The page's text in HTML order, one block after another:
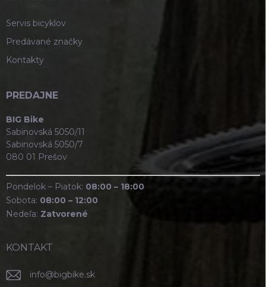
Servis bicyklov
Predávané značky
Kontakty
PREDAJNE
BIG Bike
Sabinovská 5050/11
Sabinovská 5050/7
080 01 Prešov
Pondelok – Piatok: 08:00 – 18:00
Sobota: 08:00 – 12:00
Nedeľa: Zatvorené
KONTAKT
info@bigbike.sk